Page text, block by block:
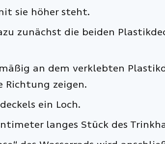
sie höher steht.
zunächst die beiden
an dem verklebten
Richtung zeigen.
ein Loch.
langes Stück des